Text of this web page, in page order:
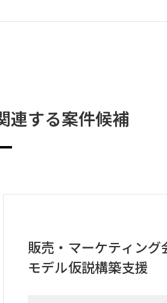
連する案件候補
販売・マーケティン
モデル仮説構築支援